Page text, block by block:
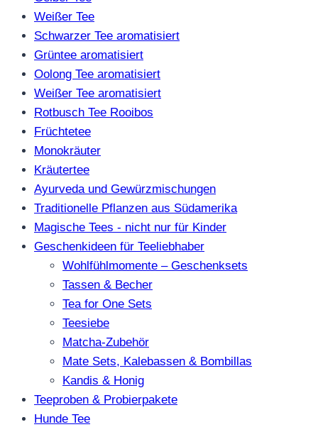
Weißer Tee
Schwarzer Tee aromatisiert
Grüntee aromatisiert
Oolong Tee aromatisiert
Weißer Tee aromatisiert
Rotbusch Tee Rooibos
Früchtetee
Monokräuter
Kräutertee
Ayurveda und Gewürzmischungen
Traditionelle Pflanzen aus Südamerika
Magische Tees - nicht nur für Kinder
Geschenkideen für Teeliebhaber
Wohlfühlmomente – Geschenksets
Tassen & Becher
Tea for One Sets
Teesiebe
Matcha-Zubehör
Mate Sets, Kalebassen & Bombillas
Kandis & Honig
Teeproben & Probierpakete
Hunde Tee